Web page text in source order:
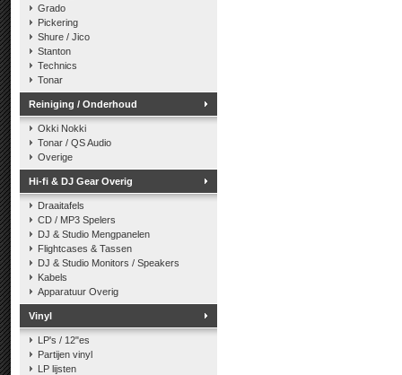
Grado
Pickering
Shure / Jico
Stanton
Technics
Tonar
Reiniging / Onderhoud
Okki Nokki
Tonar / QS Audio
Overige
Hi-fi & DJ Gear Overig
Draaitafels
CD / MP3 Spelers
DJ & Studio Mengpanelen
Flightcases & Tassen
DJ & Studio Monitors / Speakers
Kabels
Apparatuur Overig
Vinyl
LP's / 12"es
Partijen vinyl
LP lijsten